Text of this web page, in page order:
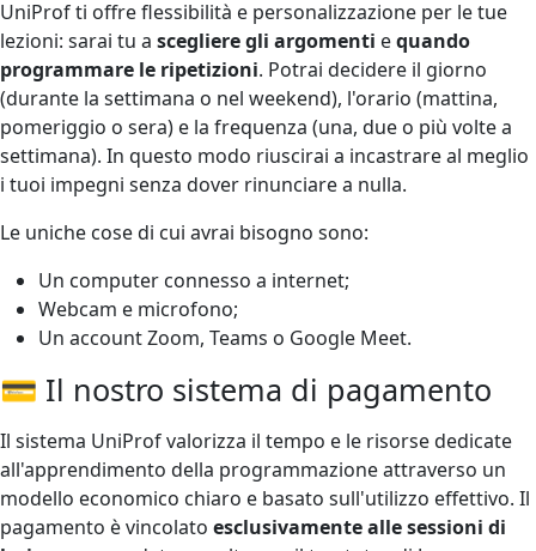
UniProf ti offre flessibilità e personalizzazione per le tue
lezioni: sarai tu a scegliere gli argomenti equando
programmare le ripetizioni. Potrai decidere il giorno
(durante la settimana o nel weekend), l'orario (mattina,
pomeriggio o sera) e la frequenza (una, due o più volte a
settimana). In questo modo riuscirai a incastrare al meglio
i tuoi impegni senza dover rinunciare a nulla.
Le uniche cose di cui avrai bisogno sono:
Un computer connesso a internet;
Webcam e microfono;
Un account Zoom, Teams o Google Meet.
💳 Il nostro sistema di pagamento
Il sistema UniProf valorizza il tempo e le risorse dedicate
all'apprendimento della programmazione attraverso un
modello economico chiaro e basato sull'utilizzo effettivo. Il
pagamento è vincolato esclusivamente alle sessioni di